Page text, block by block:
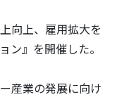
向上、雇用拡大を
ン』を開催した。
産業の発展に向け